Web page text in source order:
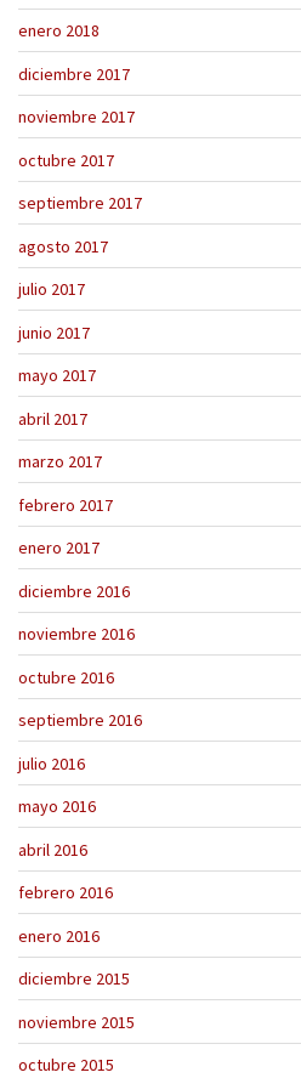
enero 2018
diciembre 2017
noviembre 2017
octubre 2017
septiembre 2017
agosto 2017
julio 2017
junio 2017
mayo 2017
abril 2017
marzo 2017
febrero 2017
enero 2017
diciembre 2016
noviembre 2016
octubre 2016
septiembre 2016
julio 2016
mayo 2016
abril 2016
febrero 2016
enero 2016
diciembre 2015
noviembre 2015
octubre 2015